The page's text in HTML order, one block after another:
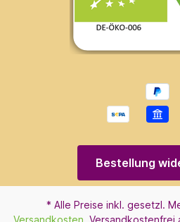
Bestellung
* Alle Preise inkl. gesetzl.
Versandkosten .